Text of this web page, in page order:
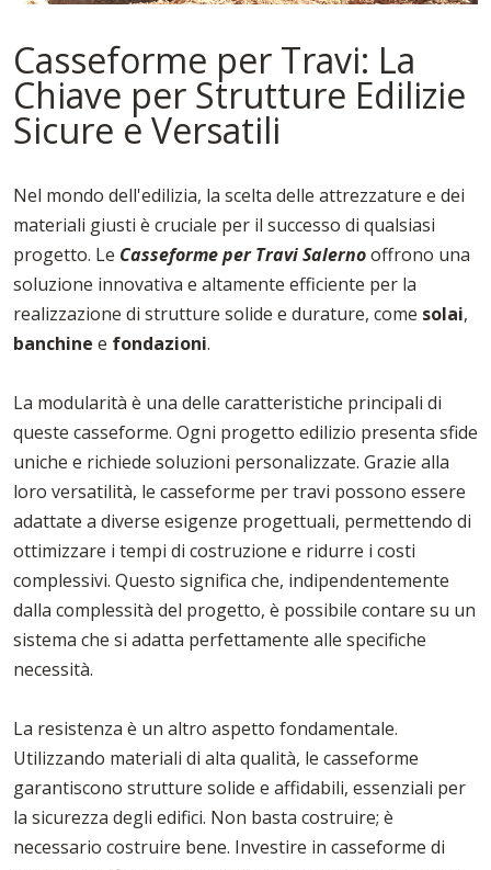
Casseforme per Travi: La
Chiave per Strutture Edilizie
Sicure e Versatili
Nel mondo dell'edilizia, la scelta delle attrezzature e dei
materiali giusti è cruciale per il successo di qualsiasi
progetto. Le Casseforme per Travi Salernooffrono una
soluzione innovativa e altamente efficiente per la
realizzazione di strutture solide e durature, come solai,
banchine e fondazioni.
La modularità è una delle caratteristiche principali di
queste casseforme. Ogni progetto edilizio presenta sfide
uniche e richiede soluzioni personalizzate. Grazie alla
loro versatilità, le casseforme per travi possono essere
adattate a diverse esigenze progettuali, permettendo di
ottimizzare i tempi di costruzione e ridurre i costi
complessivi. Questo significa che, indipendentemente
dalla complessità del progetto, è possibile contare su un
sistema che si adatta perfettamente alle specifiche
necessità.
La resistenza è un altro aspetto fondamentale.
Utilizzando materiali di alta qualità, le casseforme
garantiscono strutture solide e affidabili, essenziali per
la sicurezza degli edifici. Non basta costruire; è
necessario costruire bene. Investire in casseforme di